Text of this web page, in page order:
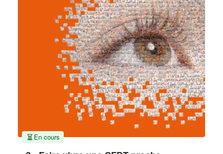
En cours